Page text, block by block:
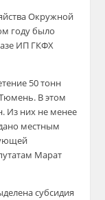
Окружной
году было
ИП ГКФХ
50 тонн
В этом
Из них не менее
местным
Марат
субсидия